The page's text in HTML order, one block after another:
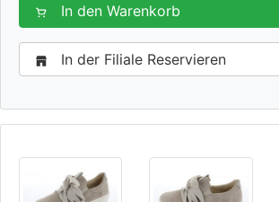
In den Warenkorb
In der Filiale Reservieren